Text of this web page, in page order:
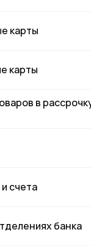
карты
карты
в
счета
банка